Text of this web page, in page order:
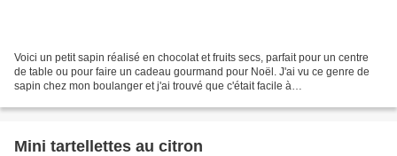
Voici un petit sapin réalisé en chocolat et fruits secs, parfait pour un centre
de table ou pour faire un cadeau gourmand pour Noël. J'ai vu ce genre de
sapin chez mon boulanger et j'ai trouvé que c'était facile à
Mini tartellettes au citron